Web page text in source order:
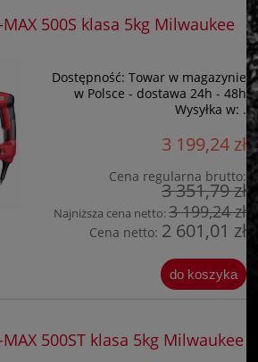
MAX 500S klasa 5kg Milwaukee
Dostępność: Towar w magazynie
w Polsce - dostawa 24h - 48h
Wysyłka w: .
3 199,24 zł
Cena regularna brutto:
3 351,79 zł
Najniższa cena netto:3 199,24 zł
Cena netto: 2 601,01 zł
do koszyka
MAX 500ST klasa 5kg Milwaukee